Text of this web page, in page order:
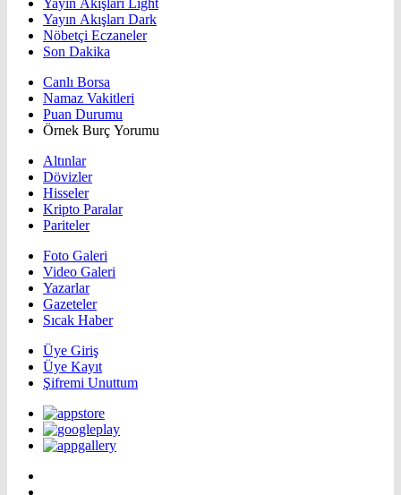
Yayın Akışları Dark
Nöbetçi Eczaneler
Son Dakika
Canlı Borsa
Namaz Vakitleri
Puan Durumu
Örnek Burç Yorumu
Altınlar
Dövizler
Hisseler
Kripto Paralar
Pariteler
Foto Galeri
Video Galeri
Yazarlar
Gazeteler
Sıcak Haber
Üye Giriş
Üye Kayıt
Şifremi Unuttum